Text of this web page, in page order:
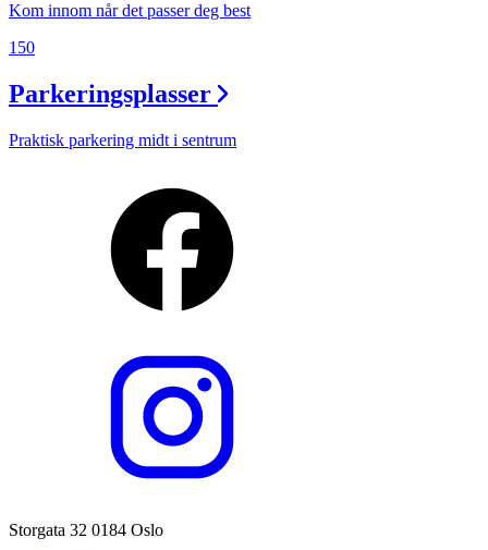
Kom innom når det passer deg best
150
Parkeringsplasser
Praktisk parkering midt i sentrum
Storgata 32 0184 Oslo